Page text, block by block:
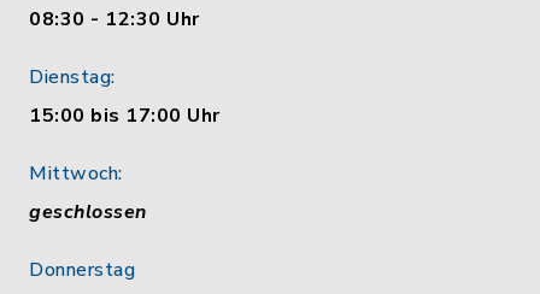
08:30 - 12:30 Uhr
Dienstag:
15:00 bis 17:00 Uhr
Mittwoch:
geschlossen
Donnerstag